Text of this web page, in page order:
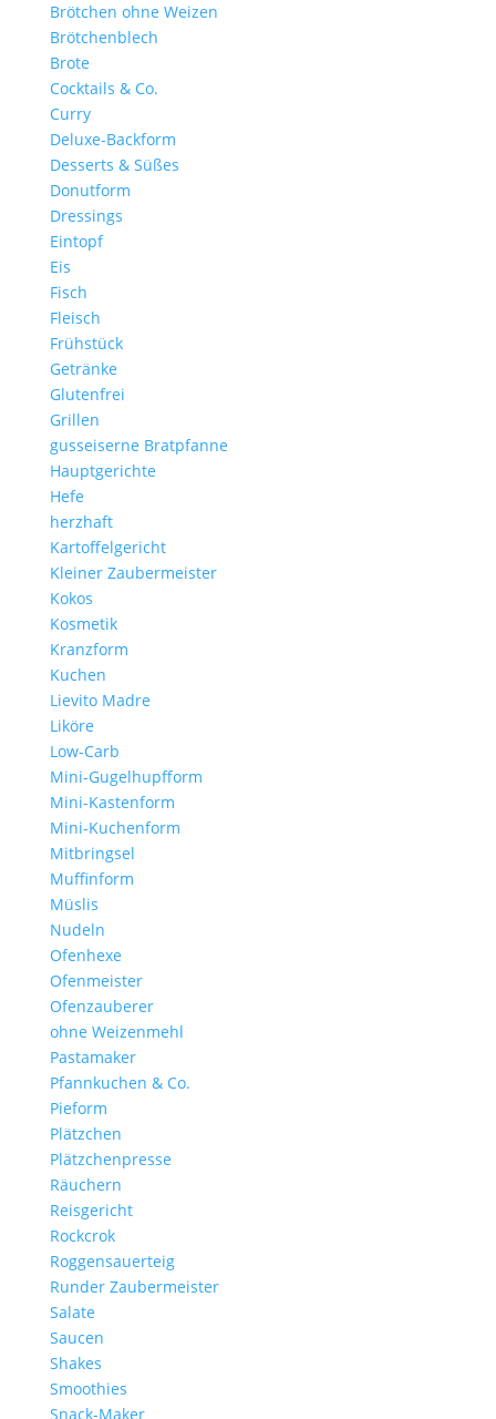
Brötchen ohne Weizen
Brötchenblech
Brote
Cocktails & Co.
Curry
Deluxe-Backform
Desserts & Süßes
Donutform
Dressings
Eintopf
Eis
Fisch
Fleisch
Frühstück
Getränke
Glutenfrei
Grillen
gusseiserne Bratpfanne
Hauptgerichte
Hefe
herzhaft
Kartoffelgericht
Kleiner Zaubermeister
Kokos
Kosmetik
Kranzform
Kuchen
Lievito Madre
Liköre
Low-Carb
Mini-Gugelhupfform
Mini-Kastenform
Mini-Kuchenform
Mitbringsel
Muffinform
Müslis
Nudeln
Ofenhexe
Ofenmeister
Ofenzauberer
ohne Weizenmehl
Pastamaker
Pfannkuchen & Co.
Pieform
Plätzchen
Plätzchenpresse
Räuchern
Reisgericht
Rockcrok
Roggensauerteig
Runder Zaubermeister
Salate
Saucen
Shakes
Smoothies
Snack-Maker